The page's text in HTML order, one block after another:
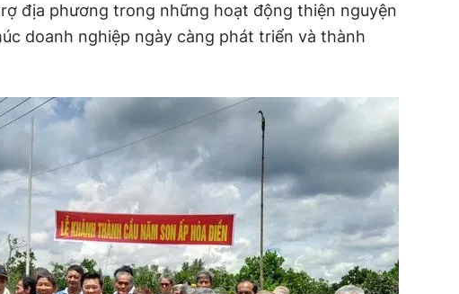
địa phương trong những hoạt động thiện nguyện
doanh nghiệp ngày càng phát triển và thành